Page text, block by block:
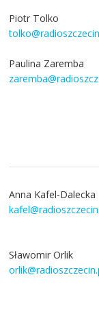
Piotr Tolko
Paulina Zaremba
Anna Kafel-Dalecka
Sławomir Orlik